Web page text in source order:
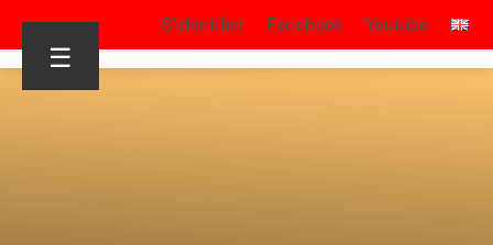
S’identifier Facebook Youtube
☰